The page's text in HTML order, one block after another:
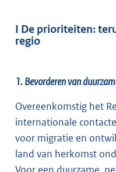
I De prioriteiten:
regio
1. Bevorderen van
Overeenkomstig het
internationale
voor migratie en
land van herkomst